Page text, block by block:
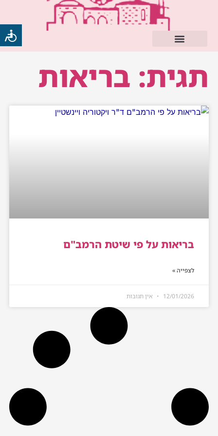
תגית: בריאות
בריאות על פי שיטת הרמב"ם
לצפייה »
12/01/2026 אין תגובות